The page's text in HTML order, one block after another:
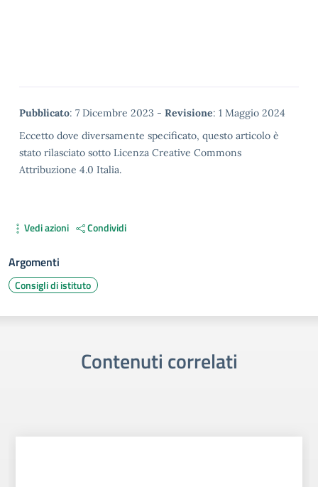
Metadata
Pubblicato: 7 Dicembre 2023 - Revisione: 1 Maggio 2024
Eccetto dove diversamente specificato, questo articolo è
stato rilasciato sotto Licenza Creative Commons
Attribuzione 4.0 Italia.
Vedi azioni Condividi
Argomenti
Consigli di istituto
Contenuti correlati